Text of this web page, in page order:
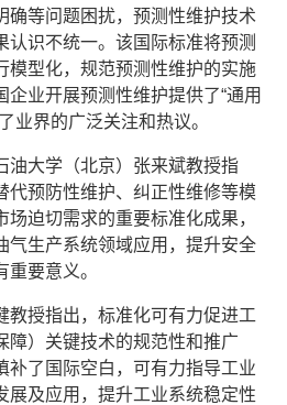
确等问题困扰，预测性维护技术
认识不统一。该国际标准将预测
模型化，规范预测性维护的实施
业开展预测性维护提供了“通用
业界的广泛关注和热议。
油大学（北京）张来斌教授指
代预防性维护、纠正性维修等模
迫切需求的重要标准化成果，
气生产系统领域应用，提升安全
要意义。
教授指出，标准化可有力促进工
障）关键技术的规范性和推广
补了国际空白，可有力指导工业
展及应用，提升工业系统稳定性